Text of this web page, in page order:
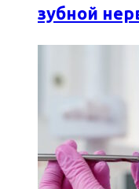
зубной